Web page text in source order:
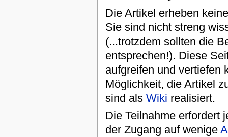
Die Artikel erheben
Sie sind nicht streng
(...trotzdem sollten die
entsprechen!). Diese
aufgreifen und vertiefen
Möglichkeit, die Artikel
sind alsWiki realisiert.
Die Teilnahme erfordert
der Zugang auf wenige